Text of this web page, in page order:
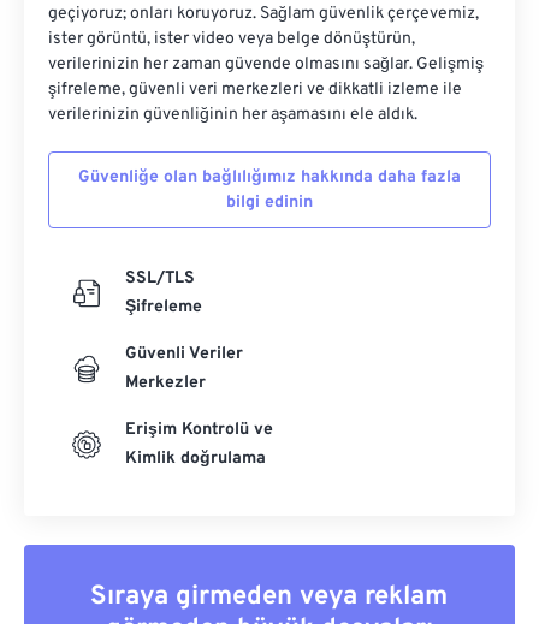
geçiyoruz; onları koruyoruz. Sağlam güvenlik çerçevemiz,
ister görüntü, ister video veya belge dönüştürün,
verilerinizin her zaman güvende olmasını sağlar. Gelişmiş
şifreleme, güvenli veri merkezleri ve dikkatli izleme ile
verilerinizin güvenliğinin her aşamasını ele aldık.
Güvenliğe olan bağlılığımız hakkında daha fazla
bilgi edinin
SSL/TLS
Şifreleme
Güvenli Veriler
Merkezler
Erişim Kontrolü ve
Kimlik doğrulama
Sıraya girmeden veya reklam